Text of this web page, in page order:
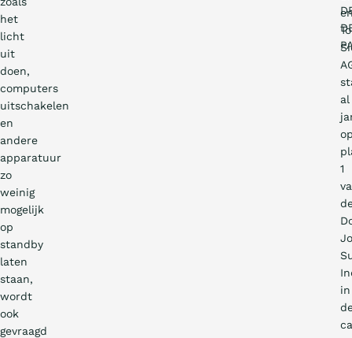
het
licht
uit
doen,
computers
uitschakelen
en
andere
apparatuur
zo
weinig
mogelijk
op
standby
laten
staan,
wordt
ook
gevraagd
al
1
in